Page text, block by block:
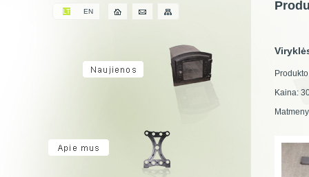
LT EN
Kaina: